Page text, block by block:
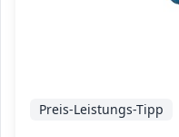
Preis-Leistungs-Tipp